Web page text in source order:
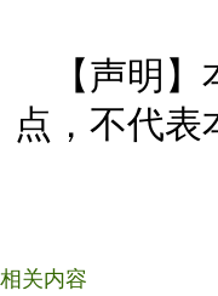
【声明
点，不代表
相关内容